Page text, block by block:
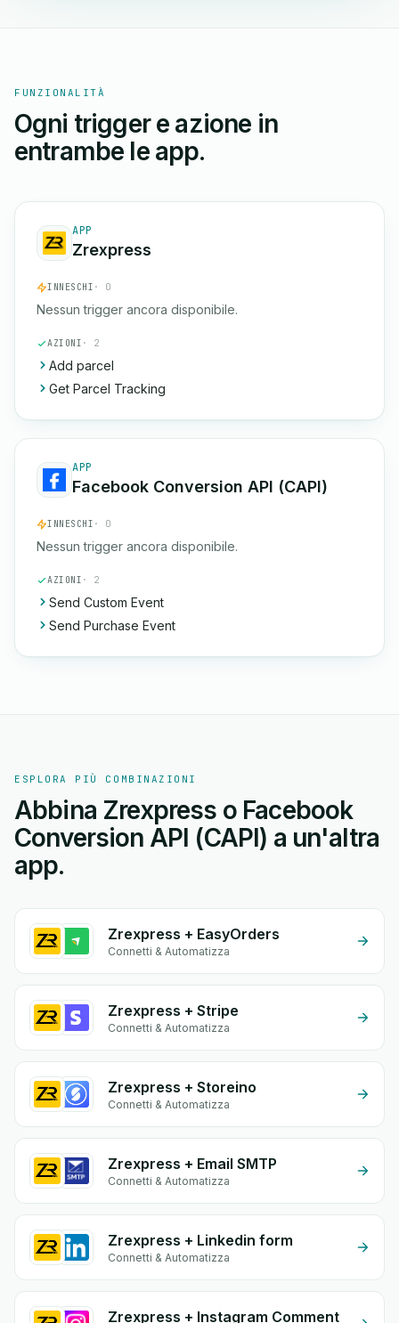
FUNZIONALITÀ
Ogni trigger e azione in
entrambe le app.
APP
Zrexpress
INNESCHI · 0
Nessun trigger ancora disponibile.
AZIONI · 2
Add parcel
Get Parcel Tracking
APP
Facebook Conversion API (CAPI)
INNESCHI · 0
Nessun trigger ancora disponibile.
AZIONI · 2
Send Custom Event
Send Purchase Event
ESPLORA PIÙ COMBINAZIONI
Abbina Zrexpress o Facebook
Conversion API (CAPI) a un'altra
app.
Zrexpress + EasyOrders
Connetti & Automatizza
Zrexpress + Stripe
Connetti & Automatizza
Zrexpress + Storeino
Connetti & Automatizza
Zrexpress + Email SMTP
Connetti & Automatizza
Zrexpress + Linkedin form
Connetti & Automatizza
Zrexpress + Instagram Comment